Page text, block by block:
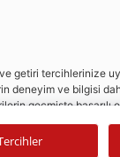
getiri tercihlerinize
deneyim ve bilgisi
geçmişte başarılı